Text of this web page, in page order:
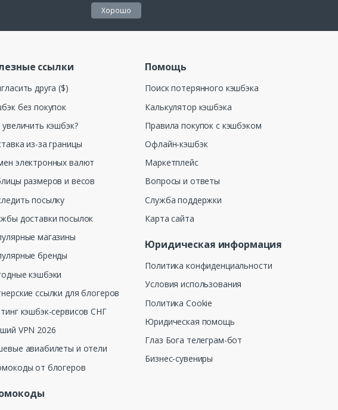
Хорошо
ссылки
друга ($)
без покупок
увеличить кэшбэк?
из-за границы
электронных валют
размеров и весов
посылку
доставки посылок
магазины
бренды
кэшбэки
ссылки для блогеров
кэшбэк-сервисов СНГ
VPN 2026
авиабилеты и отели
от блогеров
Помощь
Поиск потерянного кэшбэка
Калькулятор кэшбэка
Правила покупок с кэшбэком
Офлайн-кэшбэк
Маркетплейс
Вопросы и ответы
Служба поддержки
Карта сайта
Юридическая информация
Политика конфиденциальности
Условия использования
Политика Cookie
Юридическая помощь
Глаз Бога телеграм-бот
Бизнес-сувениры